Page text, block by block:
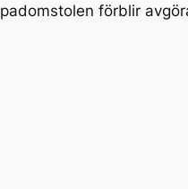
förblir